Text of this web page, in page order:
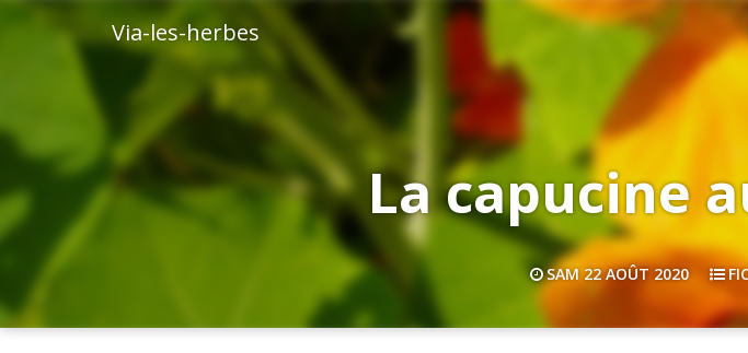
Via-les-herbes
La capucine
SAM 22 AOÛT 2020